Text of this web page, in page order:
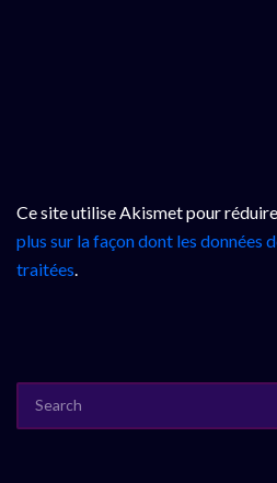
Ce site utilise Akismet pour
plus sur la façon dont les données
traitées.
FOR: